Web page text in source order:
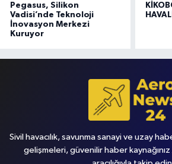
Pegasus, Silikon
Vadisi’nde Teknoloji
İnovasyon Merkezi
Kuruyor
Sivil havacılık, savunma sanayi ve uzay
gelişmeleri, güvenilir haber